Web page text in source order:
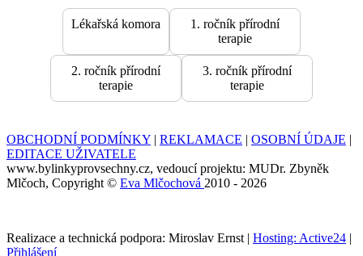
Lékařská komora
1. ročník přírodní
terapie
2. ročník přírodní
terapie
3. ročník přírodní
terapie
OBCHODNÍ PODMÍNKY | REKLAMACE | OSOBNÍ ÚDAJE |
EDITACE UŽIVATELE
www.bylinkyprovsechny.cz, vedoucí projektu: MUDr. Zbyněk
Mlčoch, Copyright © Eva Mlčochová 2010 - 2026
Realizace a technická podpora: Miroslav Ernst | Hosting: Active24 |
Přihlášení